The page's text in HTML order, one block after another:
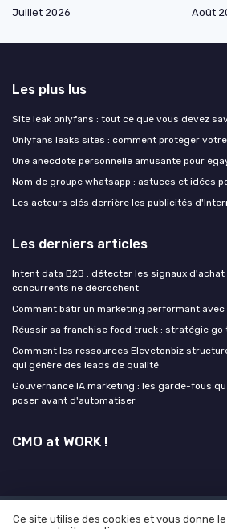
Juillet 2026
Août
Les plus lus
Site leak onlyfans : tout ce que vous devez
Onlyfans leaks sites : comment protéger
Une anecdote personnelle amusante pour
Nom de groupe whatsapp : astuces et idées
Les acteurs clés derrière les publicités
Les derniers articles
Intent data B2B : détecter les signaux d'achat
concurrents ne décrochent
Comment bâtir un marketing performant
Réussir sa franchise food truck : stratégie go
Comment les ressources Elevetonbiz
qui génère des leads de qualité
Gouvernance IA marketing : les garde-fous
poser avant d'automatiser
CMO at WORK !
Mentions légales Politique de
Ce site utilise des cookies et vous donne